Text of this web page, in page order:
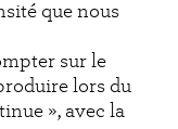
que nous
sur le
lors du
», avec la